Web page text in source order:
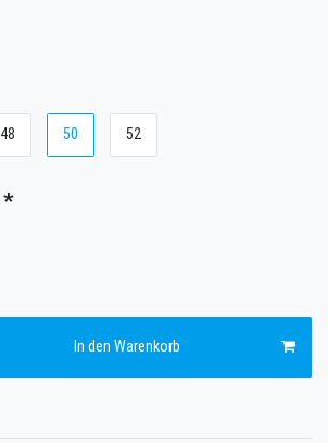
48 50 52
*
In den Warenkorb